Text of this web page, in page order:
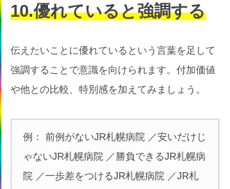
10.優れていると強調する
伝えたいことに優れているという言葉を足して
強調することで意識を向けられます。付加価値
や他との比較、特別感を加えてみましょう。
例： 前例がないJR札幌病院 ／安いだけじ
ゃないJR札幌病院 ／勝負できるJR札幌病
院 ／一歩差をつけるJR札幌病院 ／JR札